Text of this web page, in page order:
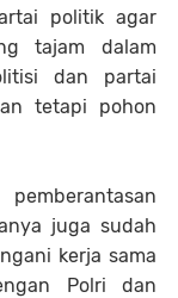
politik agar
tajam dalam
dan partai
tetapi pohon
juga sudah
kerja sama
Polri dan